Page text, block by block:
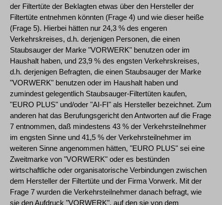
der Filtertüte der Beklagten etwas über den Hersteller der
Filtertüte entnehmen könnten (Frage 4) und wie dieser heiße
(Frage 5). Hierbei hätten nur 24,3 % des engeren
Verkehrskreises, d.h. derjenigen Personen, die einen
Staubsauger der Marke "VORWERK" benutzen oder im
Haushalt haben, und 23,9 % des engsten Verkehrskreises,
d.h. derjenigen Befragten, die einen Staubsauger der Marke
"VORWERK" benutzen oder im Haushalt haben und
zumindest gelegentlich Staubsauger-Filtertüten kaufen,
"EURO PLUS" und/oder "AI-FI" als Hersteller bezeichnet. Zum
anderen hat das Berufungsgericht den Antworten auf die Frage
7 entnommen, daß mindestens 43 % der Verkehrsteilnehmer
im engsten Sinne und 41,5 % der Verkehrsteilnehmer im
weiteren Sinne angenommen hätten, "EURO PLUS" sei eine
Zweitmarke von "VORWERK" oder es bestünden
wirtschaftliche oder organisatorische Verbindungen zwischen
dem Hersteller der Filtertüte und der Firma Vorwerk. Mit der
Frage 7 wurden die Verkehrsteilnehmer danach befragt, wie
sie den Aufdruck "VORWERK", auf den sie von dem